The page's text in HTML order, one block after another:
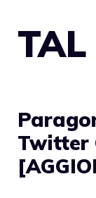
TAL
Twitter